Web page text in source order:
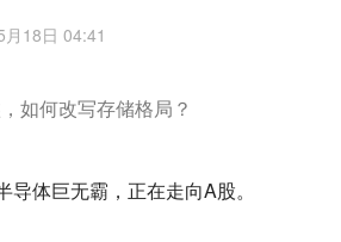
18日 04:41
如何改写存储格局？
导体巨无霸，正在走向A股。